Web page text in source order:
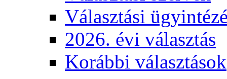
Választási
2026. évi választás
Korábbi választások